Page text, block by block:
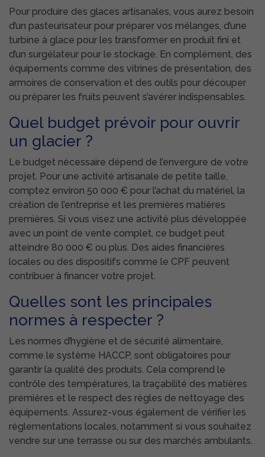
Pour produire des glaces artisanales, vous aurez besoin
d’un pasteurisateur pour préparer vos mélanges, d’une
turbine à glace pour les transformer en produit fini et
d’un surgélateur pour le stockage. En complément, des
équipements comme des vitrines de présentation, des
armoires de conservation et des outils pour découper
ou préparer les fruits peuvent s’avérer indispensables.
Quel budget prévoir pour ouvrir
un glacier ?
Le budget nécessaire dépend de l’envergure de votre
projet. Pour une activité artisanale de petite taille,
comptez environ 50 000 € pour l’achat du matériel, la
création de l’entreprise et les premières matières
premières. Si vous visez une activité plus développée
avec un point de vente complet, ce budget peut
atteindre 80 000 € ou plus. Des aides financières
locales ou des dispositifs comme le CPF peuvent
contribuer à financer votre projet.
Quelles sont les principales
normes à respecter ?
Les normes d’hygiène et de sécurité alimentaire,
comme le système HACCP, sont obligatoires pour
garantir la qualité des produits. Cela comprend le
contrôle des températures, la traçabilité des matières
premières et le respect des règles de nettoyage des
équipements. Assurez-vous également de vérifier les
réglementations locales, notamment si vous souhaitez
vendre sur une terrasse ou sur des marchés ambulants.